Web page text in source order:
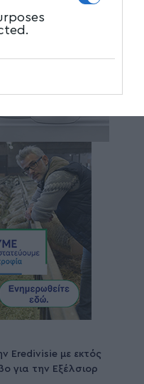
Eredivisie με εκτός
για την Εξέλσιορ